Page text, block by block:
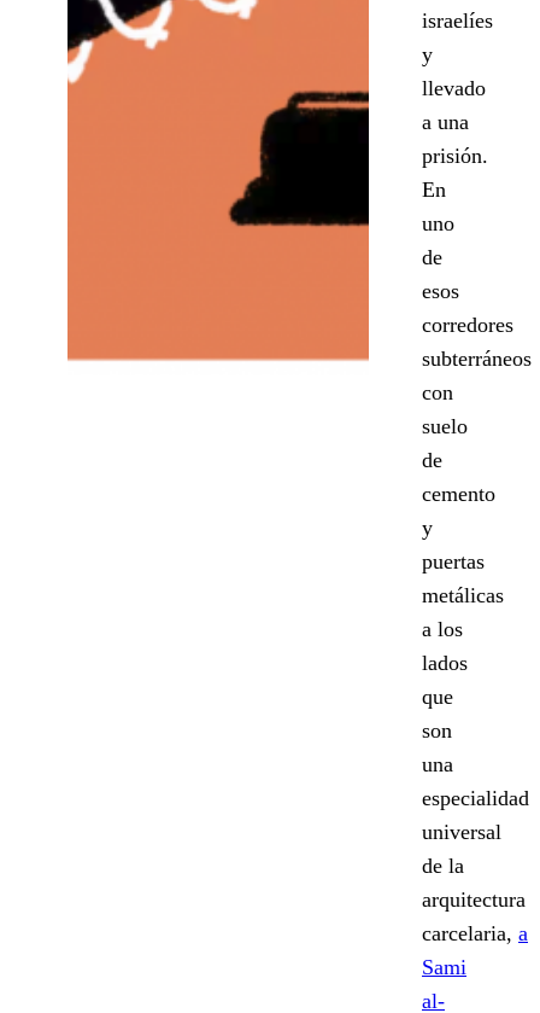
israelíes
y
llevado
a una
prisión.
En
uno
de
esos
corredores
subterráneos
con
suelo
de
cemento
y
puertas
metálicas
a los
lados
que
son
una
especialidad
universal
de la
arquitectura
carcelaria, a
Sami
al-